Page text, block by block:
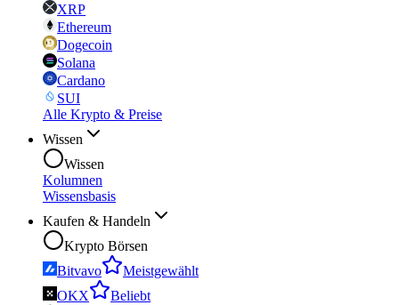
XRP
Ethereum
Dogecoin
Solana
Cardano
SUI
Alle Krypto & Preise
Wissen
Wissen
Kolumnen
Wissensbasis
Kaufen & Handeln
Krypto Börsen
Bitvavo
Meistgewählt
OKX
Beliebt